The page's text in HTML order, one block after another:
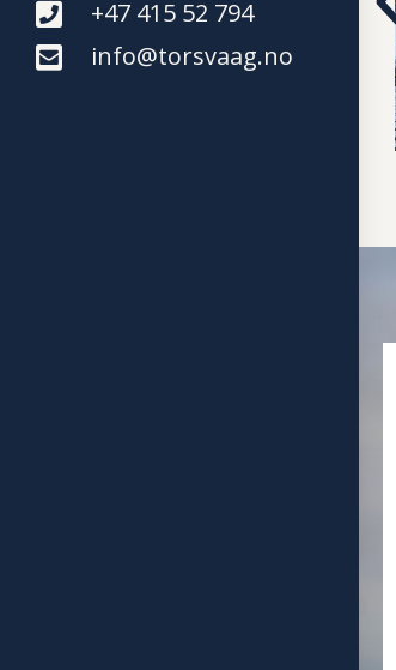
+47 415 52 794
info@torsvaag.no